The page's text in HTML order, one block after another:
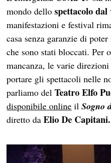
mondo dellospettacolo dal
manifestazioni e festival
casa senza garanzie di
che sono stati bloccati. Per
mancanza, le varie
portare gli spettacoli nelle
parliamo delTeatro Elfo
disponibile online ilSogno
diretto daElio De Capitani.